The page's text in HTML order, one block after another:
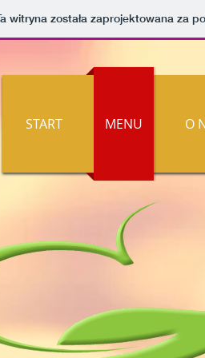
witryna została zaprojektowana za
START MENU O